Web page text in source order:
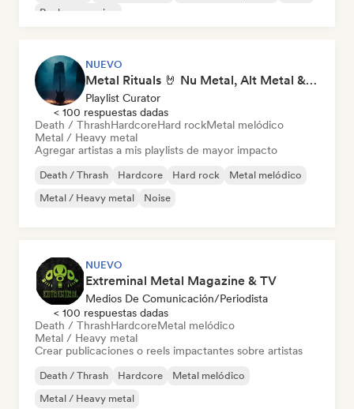
Rock progresivo
NUEVO
Metal Rituals 🤘 Nu Metal, Alt Metal & Progressive Metal
Playlist Curator
< 100 respuestas dadas
Death / ThrashHardcoreHard rockMetal melódico
Metal / Heavy metal
Agregar artistas a mis playlists de mayor impacto
Death / Thrash Hardcore Hard rock
Metal melódico
Metal / Heavy metal
Noise
NUEVO
Extreminal Metal Magazine & TV
Medios De Comunicación/Periodista
< 100 respuestas dadas
Death / ThrashHardcoreMetal melódico
Metal / Heavy metal
Crear publicaciones o reels impactantes sobre artistas
Death / Thrash Hardcore
Metal melódico
Metal / Heavy metal